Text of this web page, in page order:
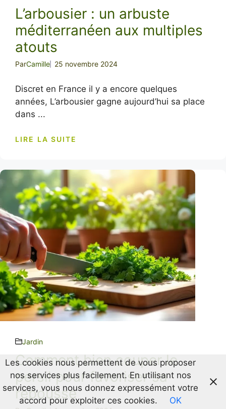
L’arbousier : un arbuste
méditerranéen aux multiples
atouts
ParCamille 25 novembre 2024
Discret en France il y a encore quelques
années, L’arbousier gagne aujourd’hui sa place
dans ...
LIRE LA SUITE
Jardin
Comment bien couper le
persil pour favoriser sa
repousse
Les cookies nous permettent de vous proposer
nos services plus facilement. En utilisant nos
services, vous nous donnez expressément votre
accord pour exploiter ces cookies.
OK